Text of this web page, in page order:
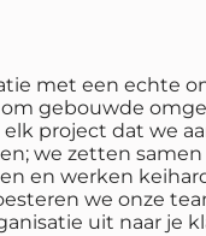
met een echte
gebouwde
project dat we
we zetten
en werken
we onze
uit naar je